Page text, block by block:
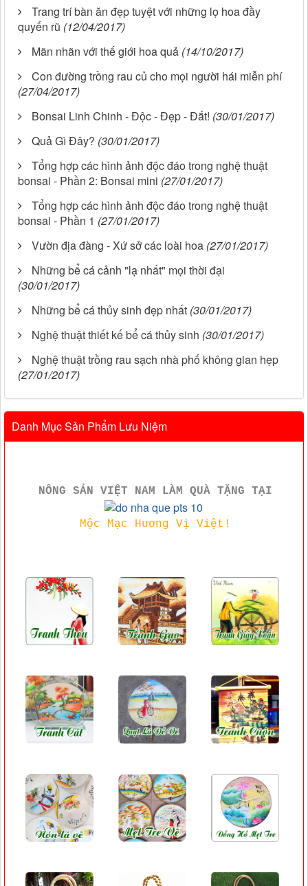
Trang trí bàn ăn đẹp tuyệt với những lọ hoa đầy
quyến rũ (12/04/2017)
Mãn nhãn với thế giới hoa quả (14/10/2017)
Con đường trồng rau củ cho mọi người hái miễn phí
(27/04/2017)
Bonsai Linh Chinh - Độc - Đẹp - Đắt! (30/01/2017)
Quả Gì Đây? (30/01/2017)
Tổng hợp các hình ảnh độc đáo trong nghệ thuật
bonsai - Phần 2: Bonsai mini (27/01/2017)
Tổng hợp các hình ảnh độc đáo trong nghệ thuật
bonsai - Phần 1 (27/01/2017)
Vườn địa đàng - Xứ sở các loài hoa (27/01/2017)
Những bể cá cảnh "lạ nhất" mọi thời đại
(30/01/2017)
Những bể cá thủy sinh đẹp nhất (30/01/2017)
Nghệ thuật thiết kế bể cá thủy sinh (30/01/2017)
Nghệ thuật trồng rau sạch nhà phố không gian hẹp
(27/01/2017)
Danh Mục Sản Phẩm Lưu Niệm
NÔNG SẢN VIỆT NAM LÀM QUÀ TẶNG TẠI
Mộc Mạc Hương Vị Việt!